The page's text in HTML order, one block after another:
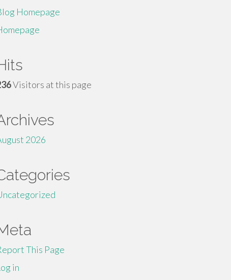
Homepage
Visitors at this page
2026
This Page
in